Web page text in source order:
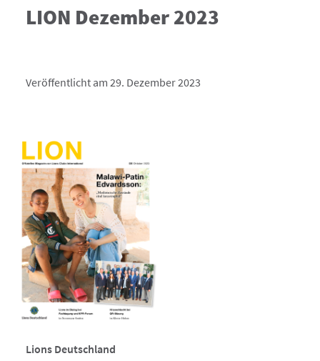
LION Dezember 2023
Veröffentlicht am 29. Dezember 2023
Lions Deutschland